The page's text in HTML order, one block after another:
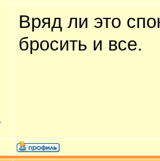
Вряд ли это
бросить и все.